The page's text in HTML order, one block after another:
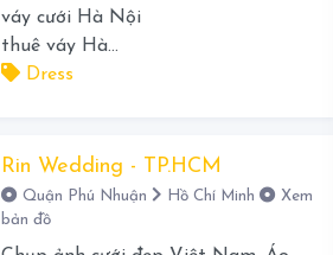
váy cưới Hà Nội
thuê váy Hà...
Dress
Rin Wedding - TP.HCM
Quận Phú Nhuận Hồ Chí Minh
Xem
bản đồ